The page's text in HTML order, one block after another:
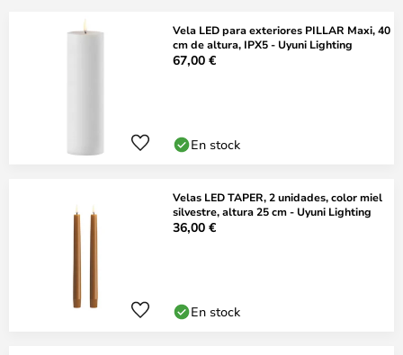
Vela LED para exteriores PILLAR Maxi, 40
cm de altura, IPX5 - Uyuni Lighting
67,00 €
En stock
Velas LED TAPER, 2 unidades, color miel
silvestre, altura 25 cm - Uyuni Lighting
36,00 €
En stock